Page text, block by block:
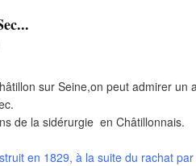
sur Seine,on peut admirer un
de la sidérurgie en Châtillonnais.
en 1829, à la suite du rachat